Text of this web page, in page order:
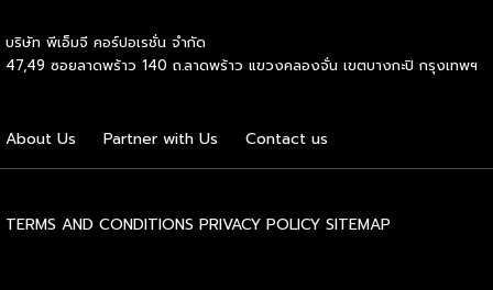
ระหว่าง “สุขภาพ” กับ “สุขภาวะ” ไม่ใช่แค่เรื่องของคำศัพท์ แต่
หมายถึงระดับของการส่งมอบคุณค่าที่ลึกกว่าเดิมอย่างมีนัย
ฟื้นฟู ความเป็นอยู่ที่ดีทางจิตใจ และการวัดผลได้จริง
“Wellness และ Longevity […]
บริษัท พีเอ็มจี คอร์ปอเรชั่น จำกัด
47,49 ซอยลาดพร้าว 140 ถ.ลาดพร้าว แขวงคลองจั่น เขตบางกะปิ กรุงเทพฯ
About Us Partner with Us Contact us
TERMS AND CONDITIONS PRIVACY POLICY SITEMAP